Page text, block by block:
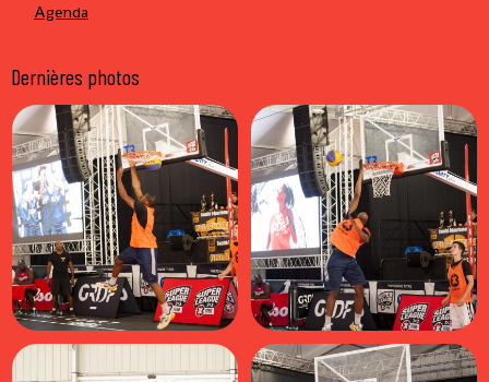
Agenda
Dernières photos